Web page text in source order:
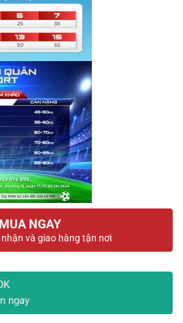
MUA NGAY
nhận và giao hàng tận nơi
ngay